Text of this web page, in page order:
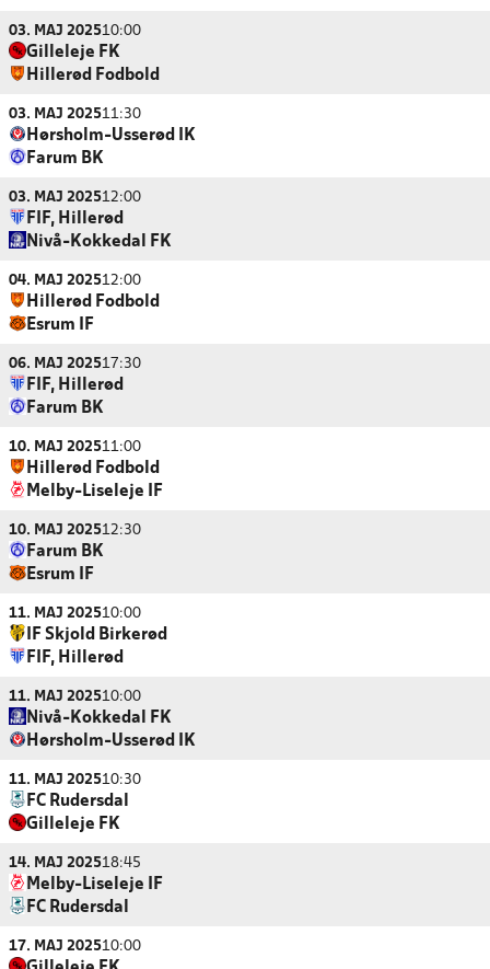
03. MAJ 202510:00
Gilleleje FK
Hillerød Fodbold
03. MAJ 202511:30
Hørsholm-Usserød IK
Farum BK
03. MAJ 202512:00
FIF, Hillerød
Nivå-Kokkedal FK
04. MAJ 202512:00
Hillerød Fodbold
Esrum IF
06. MAJ 202517:30
FIF, Hillerød
Farum BK
10. MAJ 202511:00
Hillerød Fodbold
Melby-Liseleje IF
10. MAJ 202512:30
Farum BK
Esrum IF
11. MAJ 202510:00
IF Skjold Birkerød
FIF, Hillerød
11. MAJ 202510:00
Nivå-Kokkedal FK
Hørsholm-Usserød IK
11. MAJ 202510:30
FC Rudersdal
Gilleleje FK
14. MAJ 202518:45
Melby-Liseleje IF
FC Rudersdal
17. MAJ 202510:00